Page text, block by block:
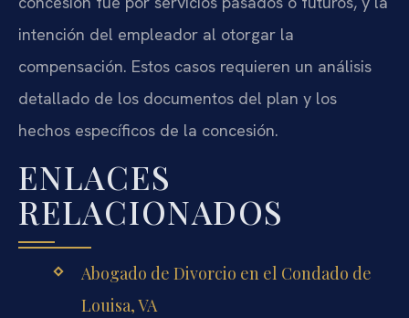
intención del empleador al otorgar la
compensación. Estos casos requieren un análisis
detallado de los documentos del plan y los
hechos específicos de la concesión.
ENLACES
RELACIONADOS
Abogado de Divorcio en el Condado de
Louisa, VA